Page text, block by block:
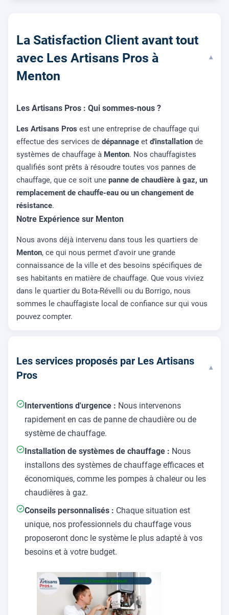
La Satisfaction Client avant tout
avec Les Artisans Pros à
Menton
▾
Les Artisans Pros : Qui sommes-nous ?
Les Artisans Pros est une entreprise de chauffage qui
effectue des services de dépannage et d'installation de
systèmes de chauffage à Menton. Nos chauffagistes
qualifiés sont prêts à résoudre toutes vos pannes de
chauffage, que ce soit une panne de chaudière à gaz, un
remplacement de chauffe-eau ou un changement de
résistance.
Notre Expérience sur Menton
Nous avons déjà intervenu dans tous les quartiers de
Menton, ce qui nous permet d'avoir une grande
connaissance de la ville et des besoins spécifiques de
ses habitants en matière de chauffage. Que vous viviez
dans le quartier du Bota-Révelli ou du Borrigo, nous
sommes le chauffagiste local de confiance sur qui vous
pouvez compter.
Les services proposés par Les Artisans
Pros
▾
Interventions d'urgence : Nous intervenons
rapidement en cas de panne de chaudière ou de
système de chauffage.
Installation de systèmes de chauffage : Nous
installons des systèmes de chauffage efficaces et
économiques, comme les pompes à chaleur ou les
chaudières à gaz.
Conseils personnalisés : Chaque situation est
unique, nos professionnels du chauffage vous
proposeront donc le système le plus adapté à vos
besoins et à votre budget.